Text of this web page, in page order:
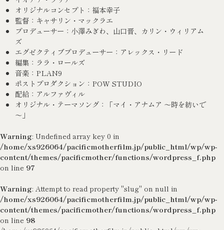
オリジナルコンセプト：福本幸子
監督：キャサリン・マックラエ
プロデューサー：小澤みぎわ、山口晋、カリン・ウィリアム
ズ
エグゼクティブプロデューサー：アレックス・リード
編集：ララ・ロールズ
音楽：PLAN9
ポストプロダクション：POW STUDIO
配給：アルファヴィル
オリジナル・テーマソング：「マイ・アナムア ～時を紡いで
～」
Warning: Undefined array key 0 in
/home/xs926064/pacificmotherfilm.jp/public_html/wp/wp-
content/themes/pacificmother/functions/wordpress_f.php
on line 97
Warning: Attempt to read property "slug" on null in
/home/xs926064/pacificmotherfilm.jp/public_html/wp/wp-
content/themes/pacificmother/functions/wordpress_f.php
on line 98